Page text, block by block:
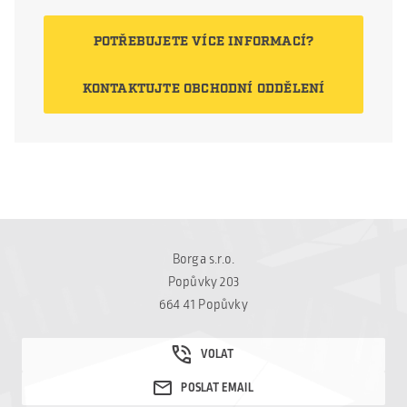
stávající haly tak, aby
požadavkům na
provozní efektivitu,
zachována, […]
POTŘEBUJETE VÍCE INFORMACÍ?
KONTAKTUJTE OBCHODNÍ ODDĚLENÍ
Borga s.r.o.
Popůvky 203
664 41 Popůvky